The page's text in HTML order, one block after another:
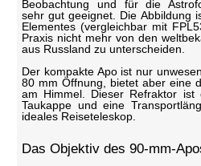
Beobachtung und für die
sehr gut geeignet. Die Abbildung
Elementes (vergleichbar mit
Praxis nicht mehr von den
aus Russland zu unterscheiden.
Der kompakte Apo ist nur
80 mm Öffnung, bietet aber eine
am Himmel. Dieser Refraktor ist
Taukappe und eine
ideales Reiseteleskop.
Das Objektiv des 90-mm-